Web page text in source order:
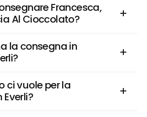
Francesca,
Al Cioccolato?
la consegna in
ci vuole per la